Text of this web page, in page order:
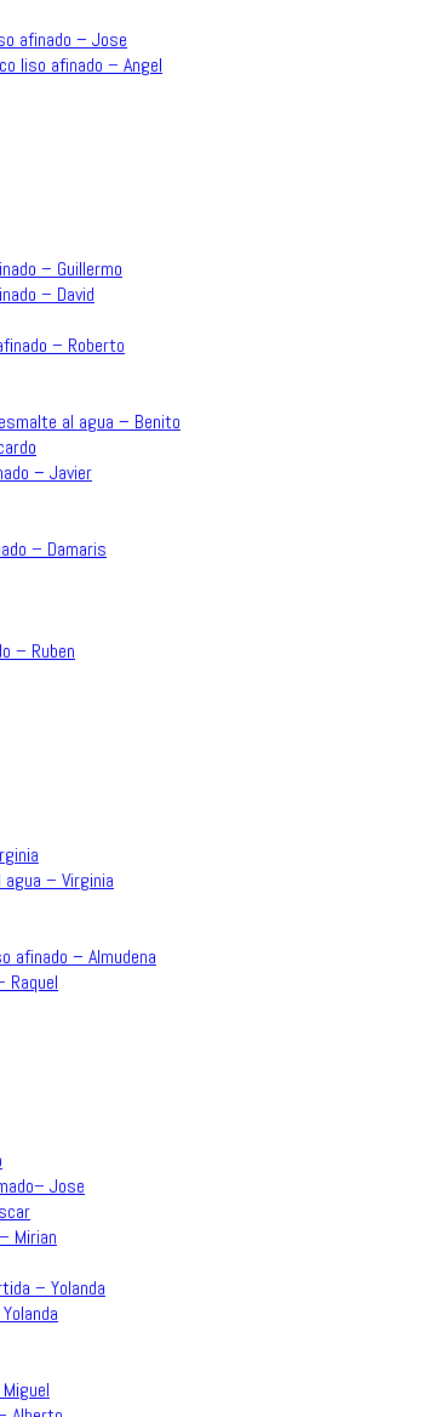
afinado – Jose
liso afinado – Angel
– Guillermo
– David
– Roberto
al agua – Benito
– Javier
– Damaris
– Ruben
– Virginia
afinado – Almudena
Raquel
Jose
Mirian
– Yolanda